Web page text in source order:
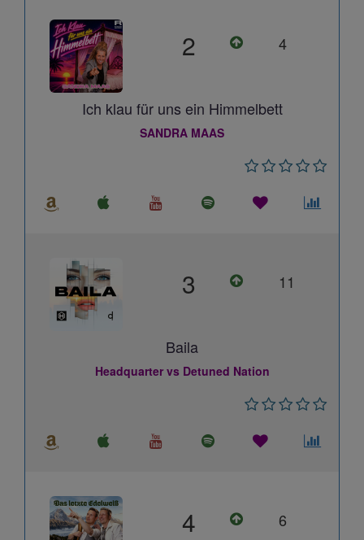
2 4
Ich klau für uns ein Himmelbett
SANDRA MAAS
3 11
Baila
Headquarter vs Detuned Nation
4 6